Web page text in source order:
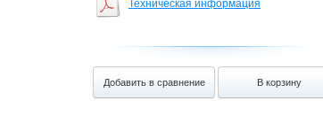
Техническая информация
Добавить в сравнение В корзину